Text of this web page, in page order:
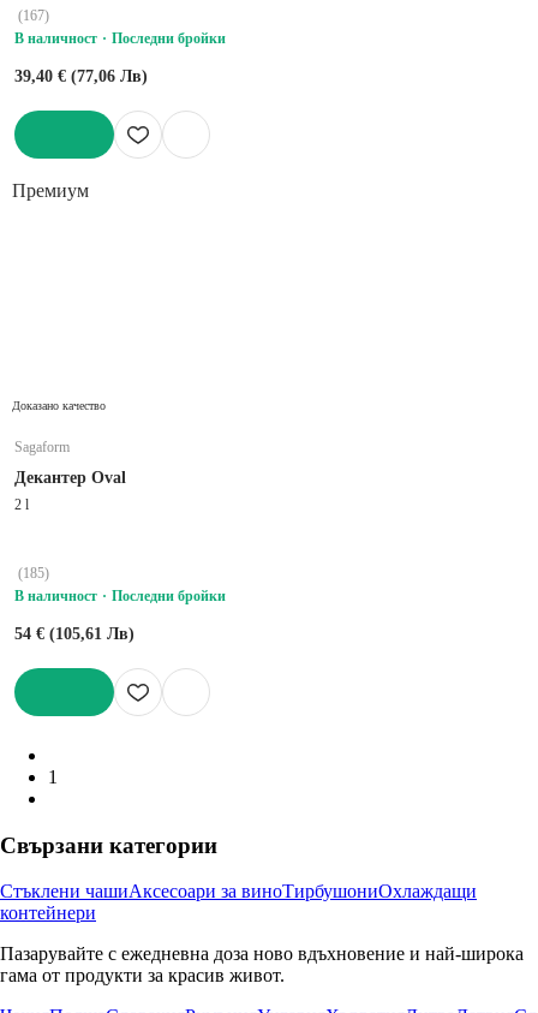
(167)
В наличност
Последни бройки
39,40 € (77,06 Лв)
Премиум
Доказано качество
Sagaform
Декантер Oval
2 l
(185)
В наличност
Последни бройки
54 € (105,61 Лв)
1
Свързани категории
Стъклени чашиАксесоари за виноТирбушониОхлаждащи
контейнери
Пазарувайте с ежедневна доза ново вдъхновение и най-широка
гама от продукти за красив живот.